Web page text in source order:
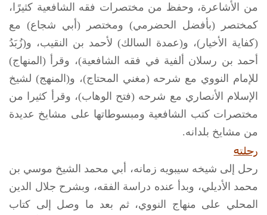
من الأشاعرة، وحفظ من مختصرات فقه الشافعية كثيرًا،
كمختصر (بأفضل الحضرمي) ومختصر (أبي شجاع) مع
(كفاية الأخيار)، و(عمدة السالك) لأحمد بن النقيب، و(زُبَدُ
أحمد بن رسلان ألفية في فقه الشافعية)، وقرأ (المنهاج)
للإمام النووي مع شرحه (مغني المحتاج)، و(المنهج) لشيخ
الإسلام الأنصاري مع شرحه (فتح الوهاب)، وقرأ كثيرا من
مختصرات كتب الشافعية ومبسوطاتها على مشايخ عديدة
من مشايخ بلدانه.
رحلته
رحل إلى شيخه سيبويه زمانه، أبي محمد الشيخ موسي بن
محمد الأديلي، وبدأ عنده دراسة الفقه، وبشرح جلال الدين
المحلي على منهاج النووي، ثم بعد ما وصل إلى كتاب